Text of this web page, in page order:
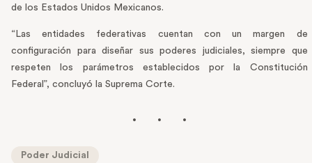
de los Estados Unidos Mexicanos.
“Las entidades federativas cuentan con un margen de
configuración para diseñar sus poderes judiciales, siempre que
respeten los parámetros establecidos por la Constitución
Federal”, concluyó la Suprema Corte.
Poder Judicial